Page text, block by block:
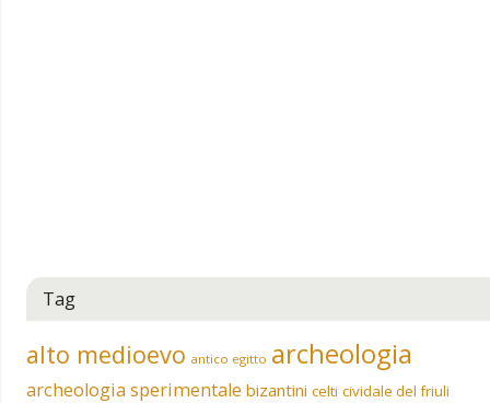
Tag
alto medioevo antico egitto archeologia
archeologia sperimentale bizantini celti cividale del friuli